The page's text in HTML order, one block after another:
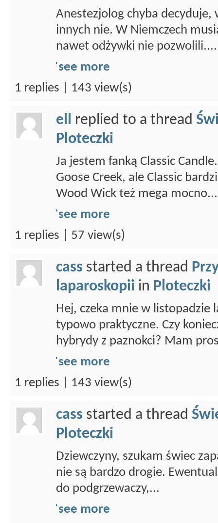
Anestezjolog chyba
innych nie. W Niemczech
nawet odżywki nie pozwolili....
see more
1 replies | 143 view(s)
ell replied to a thread
Ploteczki
Ja jestem fanką Classic
Goose Creek, ale Classic
Wood Wick też mega mocno...
see more
1 replies | 57 view(s)
cass started a thread
laparoskopii in Ploteczki
Hej, czeka mnie w listopadzie
typowo praktyczne. Czy
hybrydy z paznokci? Mam
see more
1 replies | 143 view(s)
cass started a thread
Ploteczki
Dziewczyny, szukam świec
nie są bardzo drogie.
do podgrzewaczy,...
see more